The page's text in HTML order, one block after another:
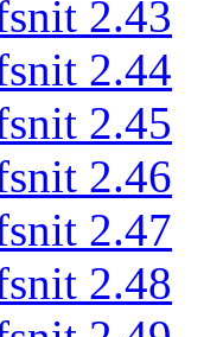
2.43
2.44
2.45
2.46
2.47
2.48